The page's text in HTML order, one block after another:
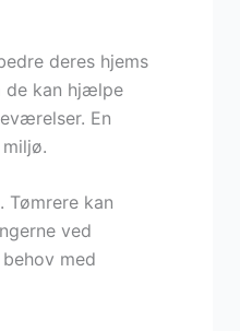
deres hjems
de kan hjælpe
En
kan
ved
med